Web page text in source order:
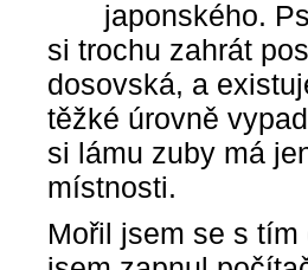
japonského.
si trochu zahrát
dosovská, a
těžké úrovně
si lámu zuby má
místnosti.
Mořil jsem se s